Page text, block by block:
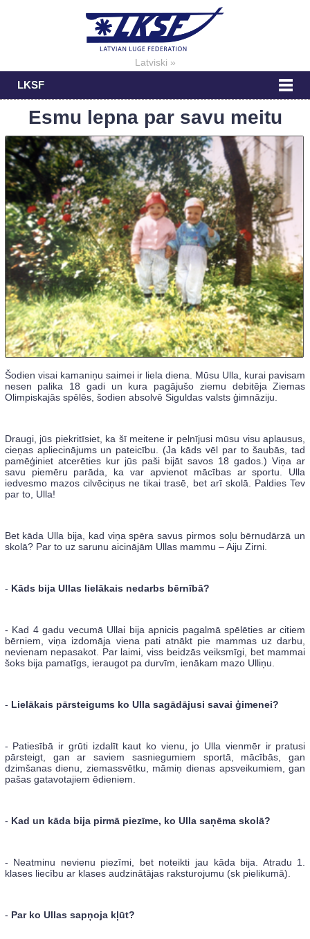
Latviski »
LKSF
Esmu lepna par savu meitu
Šodien visai kamaniņu saimei ir liela diena. Mūsu Ulla, kurai pavisam
nesen palika 18 gadi un kura pagājušo ziemu debitēja Ziemas
Olimpiskajās spēlēs, šodien absolvē Siguldas valsts ģimnāziju.
Draugi, jūs piekritīsiet, ka šī meitene ir pelnījusi mūsu visu aplausus,
cieņas apliecinājums un pateicību. (Ja kāds vēl par to šaubās, tad
pamēģiniet atcerēties kur jūs paši bijāt savos 18 gados.) Viņa ar
savu piemēru parāda, ka var apvienot mācības ar sportu. Ulla
iedvesmo mazos cilvēciņus ne tikai trasē, bet arī skolā. Paldies Tev
par to, Ulla!
Bet kāda Ulla bija, kad viņa spēra savus pirmos soļu bērnudārzā un
skolā? Par to uz sarunu aicinājām Ullas mammu – Aiju Zirni.
- Kāds bija Ullas lielākais nedarbs bērnībā?
- Kad 4 gadu vecumā Ullai bija apnicis pagalmā spēlēties ar citiem
bērniem, viņa izdomāja viena pati atnākt pie mammas uz darbu,
nevienam nepasakot. Par laimi, viss beidzās veiksmīgi, bet mammai
šoks bija pamatīgs, ieraugot pa durvīm, ienākam mazo Ulliņu.
- Lielākais pārsteigums ko Ulla sagādājusi savai ģimenei?
- Patiesībā ir grūti izdalīt kaut ko vienu, jo Ulla vienmēr ir pratusi
pārsteigt, gan ar saviem sasniegumiem sportā, mācībās, gan
dzimšanas dienu, ziemassvētku, māmiņ dienas apsveikumiem, gan
pašas gatavotajiem ēdieniem.
- Kad un kāda bija pirmā piezīme, ko Ulla saņēma skolā?
- Neatminu nevienu piezīmi, bet noteikti jau kāda bija. Atradu 1.
klases liecību ar klases audzinātājas raksturojumu (sk pielikumā).
- Par ko Ullas sapņoja kļūt?